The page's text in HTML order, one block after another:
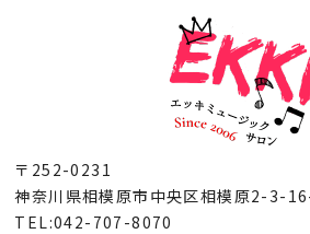
〒252-0231
神奈川県相模原市中央区相模原2-3-
TEL:042-707-8070